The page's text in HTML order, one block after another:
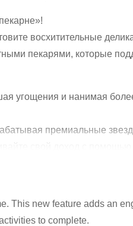
восхитительные
пекарями, которые
угощения и нанимая
премиальные
сочетаются с
и приступайте к
This new feature adds an
to complete.